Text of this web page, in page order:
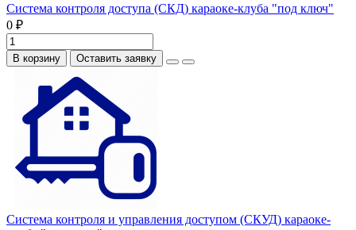
Система контроля доступа (СКД) караоке-клуба "под ключ"
0 ₽
В корзину Оставить заявку
Система контроля и управления доступом (СКУД) караоке-